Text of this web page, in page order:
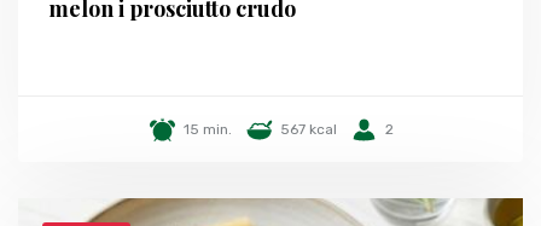
melon i prosciutto crudo
15 min. 567 kcal 2